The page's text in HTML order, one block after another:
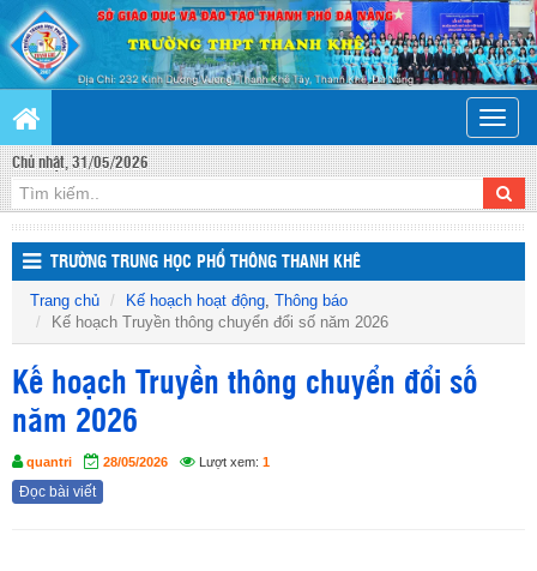
Toggle
Chủ nhật, 31/05/2026
TRƯỜNG TRUNG HỌC PHỔ THÔNG THANH KHÊ
Trang chủ Kế hoạch hoạt động Thông báo
Kế hoạch Truyền thông chuyển đổi số năm 2026
Kế hoạch Truyền thông chuyển đổi số
năm 2026
quantri 28/05/2026 Lượt xem: 1
Đọc bài viết